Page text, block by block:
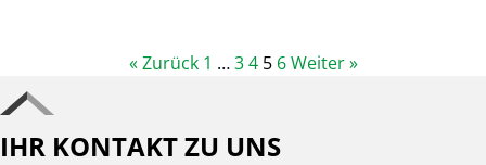
« Zurück 1 … 3 4 5 6 Weiter »
IHR KONTAKT ZU UNS